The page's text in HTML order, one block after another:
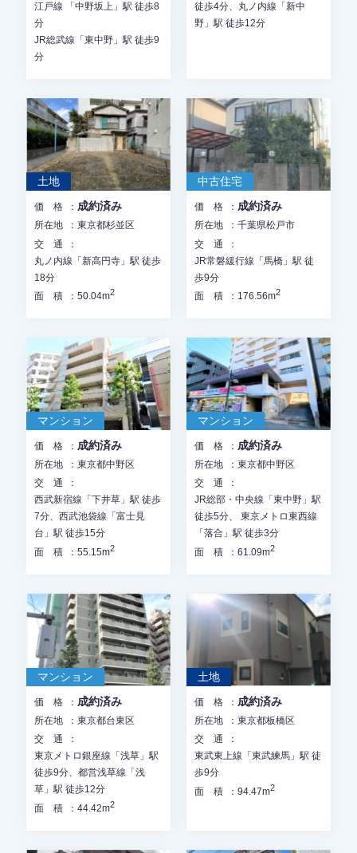
江戸線 「中野坂上」駅 徒歩8
分
JR総武線「東中野」駅 徒歩9
分
徒歩4分、丸ノ内線「新中
野」駅 徒歩12分
土地
価格 成約済み
所在地
東京都杉並区
交通
丸ノ内線「新高円寺」駅 徒歩
18分
面積 50.04m2
中古住宅
価格 成約済み
所在地
千葉県松戸市
交通
JR常磐緩行線「馬橋」駅 徒
歩9分
面積 176.56m2
マンション
価格 成約済み
所在地
東京都中野区
交通
西武新宿線「下井草」駅 徒歩
7分、西武池袋線「富士見
台」駅 徒歩15分
面積 55.15m2
マンション
価格 成約済み
所在地
東京都中野区
交通
JR総部・中央線「東中野」駅
徒歩5分、 東京メトロ東西線
「落合」駅 徒歩3分
面積 61.09m2
マンション
価格 成約済み
所在地
東京都台東区
交通
東京メトロ銀座線「浅草」駅
徒歩9分、都営浅草線「浅
草」駅 徒歩12分
面積 44.42m2
土地
価格 成約済み
所在地
東京都板橋区
交通
東武東上線「東武練馬」駅 徒
歩9分
面積 94.47m2